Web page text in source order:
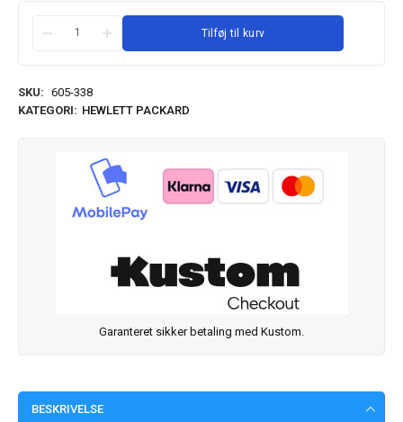
Tilføj til kurv
SKU: 605-338
KATEGORI: HEWLETT PACKARD
Garanteret sikker betaling med Kustom.
BESKRIVELSE